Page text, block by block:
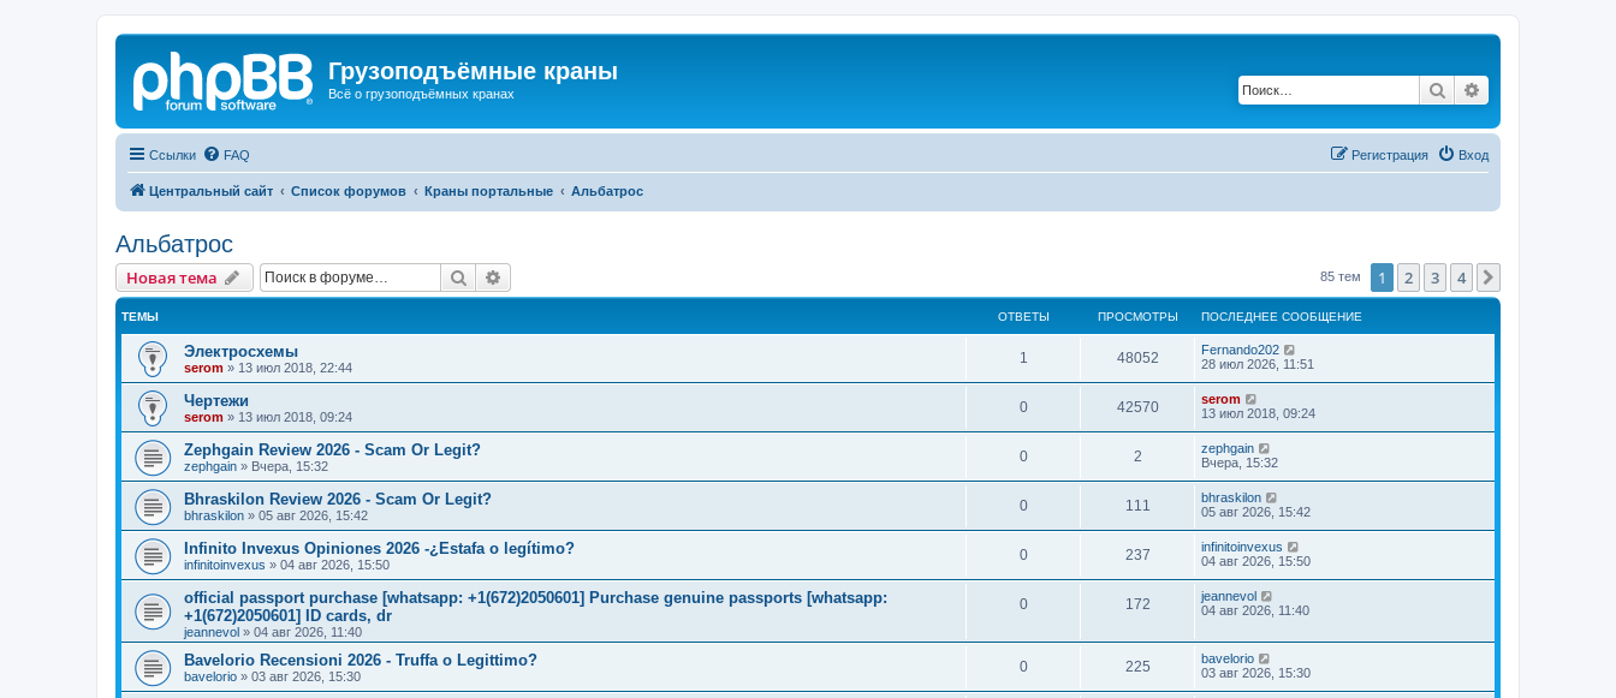
Грузоподъёмные краны
Всё о грузоподъёмных кранах Поиск
Ссылки FAQ Вход
Регистрация
Центральный сайт Список форумов Краны портальные Альбатрос
Альбатрос
Новая тема Поиск 85 тем 1 2 3 4
ТЕМЫ ОТВЕТЫ ПРОСМОТРЫ ПОСЛЕДНЕЕ СООБЩЕНИЕ
Электросхемы
serom » 13 июл 2018, 22:44
1 48052
Fernando202
28 июл 2026, 11:51
Чертежи
serom » 13 июл 2018, 09:24
0 42570
serom
13 июл 2018, 09:24
Zephgain Review 2026 - Scam Or Legit?
zephgain » Вчера, 15:32
0 2
zephgain
Вчера, 15:32
Bhraskilon Review 2026 - Scam Or Legit?
bhraskilon » 05 авг 2026, 15:42
0 111
bhraskilon
05 авг 2026, 15:42
Infinito Invexus Opiniones 2026 -¿Estafa o legítimo?
infinitoinvexus » 04 авг 2026, 15:50
0 237
infinitoinvexus
04 авг 2026, 15:50
official passport purchase [whatsapp: +1(672)2050601] Purchase genuine passports [whatsapp:
+1(672)2050601] ID cards, dr
jeannevol » 04 авг 2026, 11:40
0 172
jeannevol
04 авг 2026, 11:40
Bavelorio Recensioni 2026 - Truffa o Legittimo?
bavelorio » 03 авг 2026, 15:30
0 225
bavelorio
03 авг 2026, 15:30